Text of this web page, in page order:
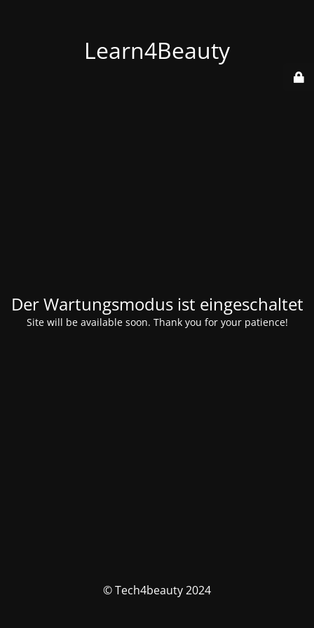
Learn4Beauty
Der Wartungsmodus ist eingeschaltet
Site will be available soon. Thank you for your patience!
© Tech4beauty 2024